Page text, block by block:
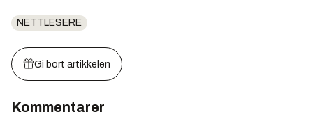
NETTLESERE
Gi bort artikkelen
Kommentarer